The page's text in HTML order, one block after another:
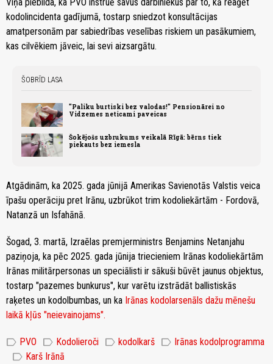
kodolincidenta gadījumā, tostarp sniedzot konsultācijas
amatpersonām par sabiedrības veselības riskiem un pasākumiem,
kas cilvēkiem jāveic, lai sevi aizsargātu.
ŠOBRĪD LASA
"Paliku burtiski bez valodas!" Pensionārei no
Vidzemes neticami paveicas
Šokējošs uzbrukums veikalā Rīgā: bērns tiek
piekauts bez iemesla
Atgādinām, ka 2025. gada jūnijā Amerikas Savienotās Valstis veica
īpašu operāciju pret Irānu, uzbrūkot trim kodoliekārtām - Fordovā,
Natanzā un Isfahānā.
Šogad, 3. martā, Izraēlas premjerministrs Benjamins Netanjahu
paziņoja, ka pēc 2025. gada jūnija triecieniem Irānas kodoliekārtām
Irānas militārpersonas un speciālisti ir sākuši būvēt jaunus objektus,
tostarp "pazemes bunkurus", kur varētu izstrādāt ballistiskās
raķetes un kodolbumbas, un ka Irānas kodolarsenāls dažu mēnešu
laikā kļūs "neievainojams".
label PVO label Kodolieroči label kodolkarš label Irānas kodolprogramma
label Karš Irānā